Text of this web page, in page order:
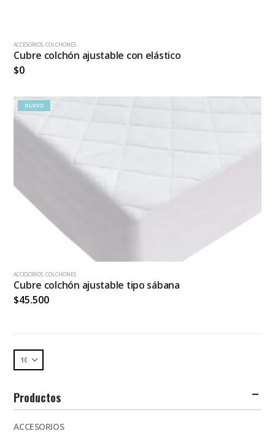
ACCESORIOS,COLCHONES
Cubre colchón ajustable con elástico
$0
NUEVO
ACCESORIOS,COLCHONES
Cubre colchón ajustable tipo sábana
$45.500
Productos
ACCESORIOS